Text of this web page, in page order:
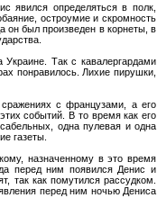
явился определяться в полк,
остроумие и скромность
он был произведен в корнеты, в
Украине. Так с кавалергардами
понравилось. Лихие пирушки,
с французами, а его
событий. В то время как его
одна пулевая и одна
газеты.
назначенному в это время
перед ним появился Денис и
так как помутился рассудком.
перед ним ночью Дениса